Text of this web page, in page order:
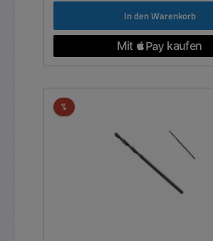
In den Warenkorb
%Rabatt